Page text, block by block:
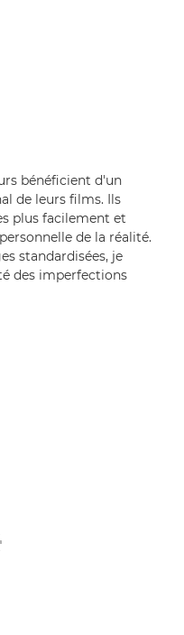
bénéficient d'un
de leurs films. Ils
plus facilement et
de la réalité.
standardisées, je
des imperfections